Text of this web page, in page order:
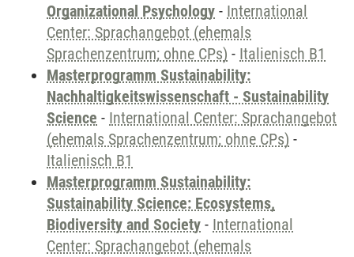
Organizational Psychology - International
Center: Sprachangebot (ehemals
Sprachenzentrum; ohne CPs) - Italienisch B1
Masterprogramm Sustainability:
Nachhaltigkeitswissenschaft - Sustainability
Science - International Center: Sprachangebot
(ehemals Sprachenzentrum; ohne CPs) -
Italienisch B1
Masterprogramm Sustainability:
Sustainability Science: Ecosystems,
Biodiversity and Society - International
Center: Sprachangebot (ehemals